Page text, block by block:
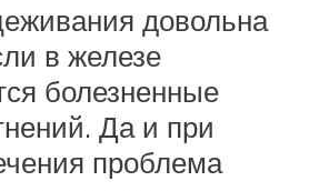
довольна
в железе
болезненные
Да и при
проблема